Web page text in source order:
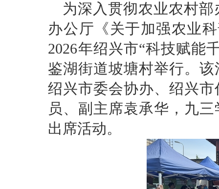
为深入贯彻农业农村
办公厅《关于加强农业
2026年绍兴市“科技赋能
鉴湖街道坡塘村举行。
绍兴市委会协办、 绍兴市
员 、副主席袁承华 ，九
出席活动。